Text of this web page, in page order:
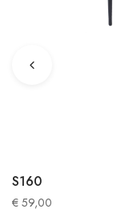
S160
€ 59,00